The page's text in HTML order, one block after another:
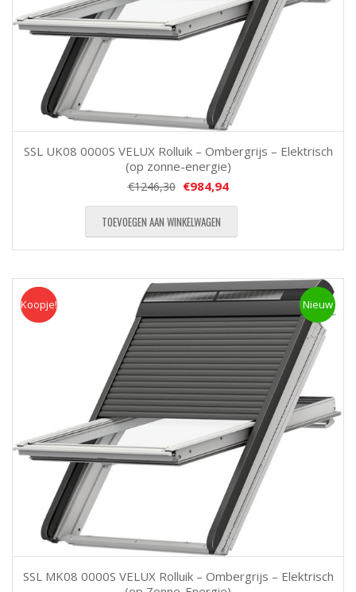
SSL UK08 0000S VELUX Rolluik – Ombergrijs – Elektrisch
(op zonne-energie)
€1246,30 €984,94
TOEVOEGEN AAN WINKELWAGEN
Koopje Nieuw
Koopje!
SSL MK08 0000S VELUX Rolluik – Ombergrijs – Elektrisch